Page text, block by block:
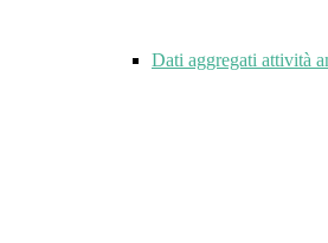
Dati aggregati attività